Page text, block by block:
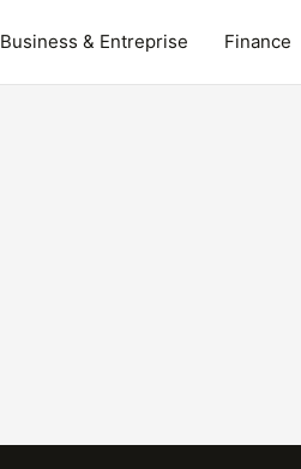
Business & Entreprise Finance